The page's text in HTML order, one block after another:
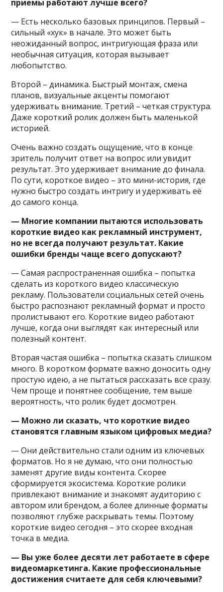
приемы работают лучше всего?
— Есть несколько базовых принципов. Первый –
сильный «хук» в начале. Это может быть
неожиданный вопрос, интригующая фраза или
необычная ситуация, которая вызывает
любопытство.
Второй – динамика. Быстрый монтаж, смена
планов, визуальные акценты помогают
удерживать внимание. Третий – четкая структура.
Даже короткий ролик должен быть маленькой
историей.
Очень важно создать ощущение, что в конце
зритель получит ответ на вопрос или увидит
результат. Это удерживает внимание до финала.
По сути, короткое видео – это мини-история, где
нужно быстро создать интригу и удерживать её
до самого конца.
— Многие компании пытаются использовать
короткие видео как рекламный инструмент,
но не всегда получают результат. Какие
ошибки бренды чаще всего допускают?
— Самая распространенная ошибка – попытка
сделать из короткого видео классическую
рекламу. Пользователи социальных сетей очень
быстро распознают рекламный формат и просто
пролистывают его. Короткие видео работают
лучше, когда они выглядят как интересный или
полезный контент.
Вторая частая ошибка – попытка сказать слишком
много. В коротком формате важно доносить одну
простую идею, а не пытаться рассказать все сразу.
Чем проще и понятнее сообщение, тем выше
вероятность, что ролик будет досмотрен.
— Можно ли сказать, что короткие видео
становятся главным языком цифровых медиа?
— Они действительно стали одним из ключевых
форматов. Но я не думаю, что они полностью
заменят другие виды контента. Скорее
сформируется экосистема. Короткие ролики
привлекают внимание и знакомят аудиторию с
автором или брендом, а более длинные форматы
позволяют глубже раскрывать темы. Поэтому
короткие видео сегодня – это скорее входная
точка в медиа.
— Вы уже более десяти лет работаете в сфере
видеомаркетинга. Какие профессиональные
достижения считаете для себя ключевыми?